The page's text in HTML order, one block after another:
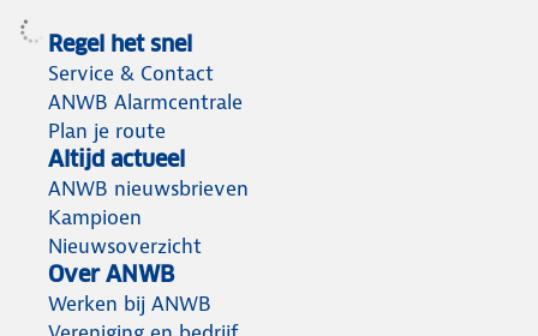
Regel het snel
Service & Contact
ANWB Alarmcentrale
Plan je route
Altijd actueel
ANWB nieuwsbrieven
Kampioen
Nieuwsoverzicht
Over ANWB
Werken bij ANWB